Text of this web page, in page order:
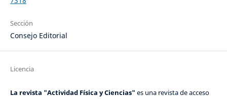
Sección
Consejo Editorial
Licencia
La revista "Actividad Física y Ciencias" es una revista de acceso